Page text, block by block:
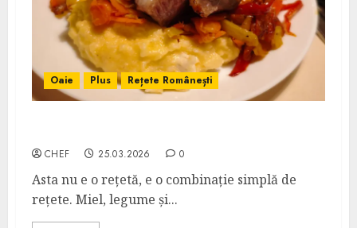
Oaie Plus Rețete Românești
CHEF 25.03.2026 0
Asta nu e o rețetă, e o combinație simplă de
rețete. Miel, legume și...